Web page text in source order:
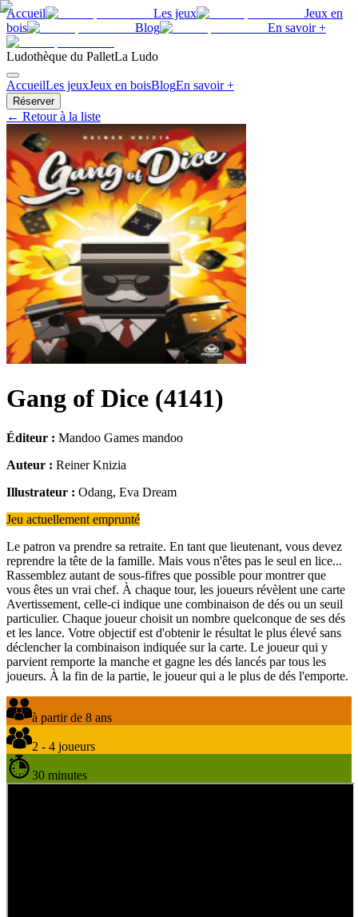
Accueil Les jeux
Jeux en
bois
Blog En savoir +
Ludothèque du PalletLa Ludo
AccueilLes jeuxJeux en boisBlogEn savoir +
Réserver
← Retour à la liste
Gang of Dice (4141)
Éditeur : Mandoo Games mandoo
Auteur : Reiner Knizia
Illustrateur : Odang, Eva Dream
Jeu actuellement emprunté
Le patron va prendre sa retraite. En tant que lieutenant, vous devez
reprendre la tête de la famille. Mais vous n'êtes pas le seul en lice...
Rassemblez autant de sous-fifres que possible pour montrer que
vous êtes un vrai chef. À chaque tour, les joueurs révèlent une carte
Avertissement, celle-ci indique une combinaison de dés ou un seuil
particulier. Chaque joueur choisit un nombre quelconque de ses dés
et les lance. Votre objectif est d'obtenir le résultat le plus élevé sans
déclencher la combinaison indiquée sur la carte. Le joueur qui y
parvient remporte la manche et gagne les dés lancés par tous les
joueurs. À la fin de la partie, le joueur qui a le plus de dés l'emporte.
à partir de 8 ans
2 - 4 joueurs
30 minutes